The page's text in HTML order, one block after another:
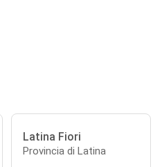
Latina Fiori
Provincia di Latina